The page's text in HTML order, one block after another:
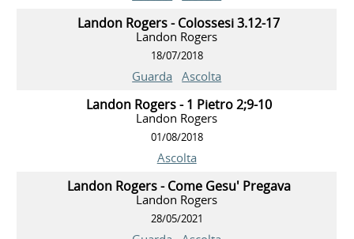
Landon Rogers - Colossesi 3.12-17
Landon Rogers
18/07/2018
Guarda Ascolta
Landon Rogers - 1 Pietro 2;9-10
Landon Rogers
01/08/2018
Ascolta
Landon Rogers - Come Gesu' Pregava
Landon Rogers
28/05/2021